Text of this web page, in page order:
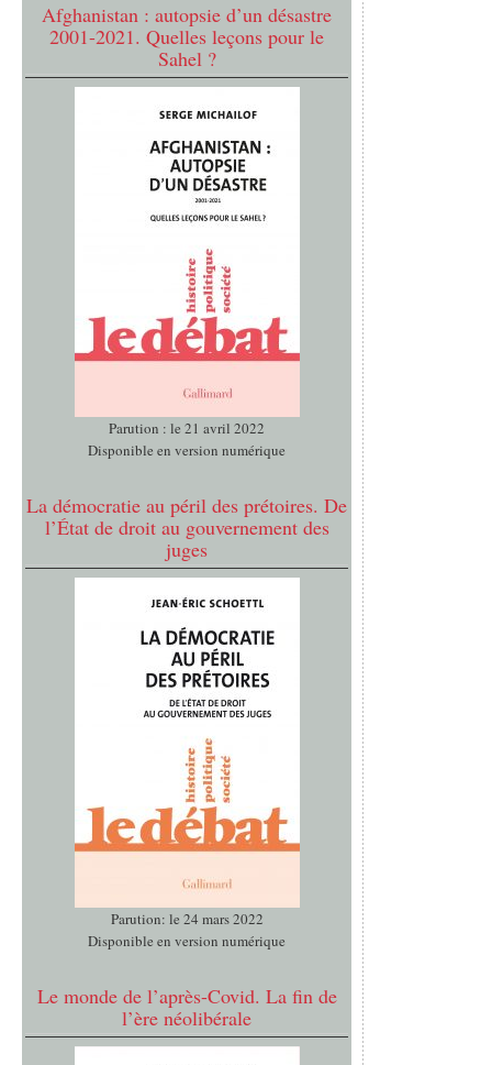
Afghanistan : autopsie d’un désastre
2001-2021. Quelles leçons pour le
Sahel ?
Parution : le 21 avril 2022
Disponible en version numérique
La démocratie au péril des prétoires. De
l’État de droit au gouvernement des
juges
Parution: le 24 mars 2022
Disponible en version numérique
Le monde de l’après-Covid. La fin de
l’ère néolibérale